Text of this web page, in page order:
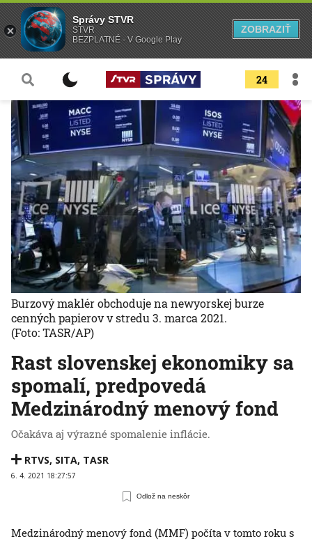
24
Rast slovenskej ekonomiky sa
spomalí, predpovedá
Medzinárodný menový fond
Očakáva aj výrazné spomalenie inflácie.
RTVS, SITA, TASR
6. 4. 2021 18:27:57
Odlož na neskôr
Burzový maklér obchoduje na newyorskej burze
cenných papierov v stredu 3. marca 2021.
(Foto: TASR/AP)
Medzinárodný menový fond (MMF) počíta v tomto roku s
Správy STVR
STVR
BEZPLATNÉ - V Google Play
ZOBRAZIŤ